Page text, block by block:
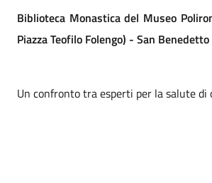
Biblioteca Monastica del Museo
Piazza Teofilo Folengo) - San
Un confronto tra esperti per la salute di